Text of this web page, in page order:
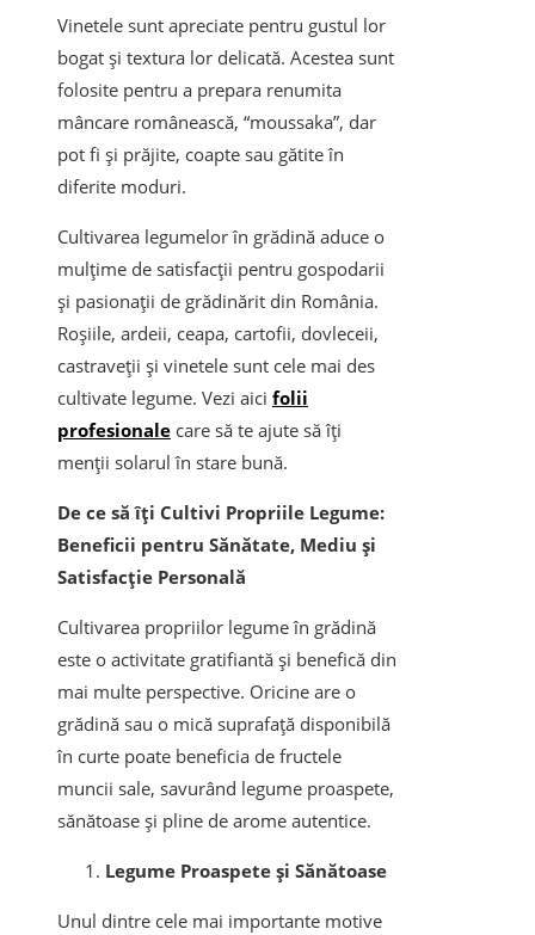
Vinetele sunt apreciate pentru gustul lor
bogat și textura lor delicată. Acestea sunt
folosite pentru a prepara renumita
mâncare românească, “moussaka”, dar
pot fi și prăjite, coapte sau gătite în
diferite moduri.
Cultivarea legumelor în grădină aduce o
mulțime de satisfacții pentru gospodarii
și pasionații de grădinărit din România.
Roșiile, ardeii, ceapa, cartofii, dovleceii,
castraveții și vinetele sunt cele mai des
cultivate legume. Vezi aici folii
profesionale care să te ajute să îți
menții solarul în stare bună.
De ce să îți Cultivi Propriile Legume:
Beneficii pentru Sănătate, Mediu și
Satisfacție Personală
Cultivarea propriilor legume în grădină
este o activitate gratifiantă și benefică din
mai multe perspective. Oricine are o
grădină sau o mică suprafață disponibilă
în curte poate beneficia de fructele
muncii sale, savurând legume proaspete,
sănătoase și pline de arome autentice.
Legume Proaspete și Sănătoase
Unul dintre cele mai importante motive